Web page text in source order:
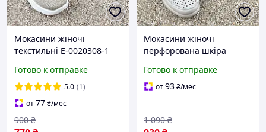
Мокасини жіночі
текстильні Е-0020308-1
Готово к отправке
5.0 (1)
от77₴/мес
900 ₴
Мокасини жіночі
перфорована шкіра
Готово к отправке
от93₴/мес
1 090 ₴